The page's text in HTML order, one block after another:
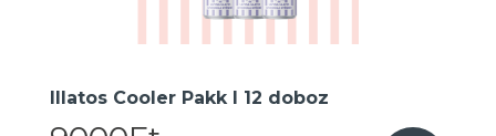
Illatos Cooler Pakk I 12 doboz